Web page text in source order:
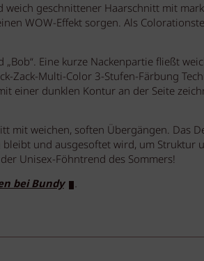
geschnittener Haarschnitt mit
WOW-Effekt sorgen. Als
Eine kurze Nackenpartie fließt
Zack-Multi-Color 3-Stufen-Färbung
einer dunklen Kontur an der Seite
mit weichen, soften Übergängen. Das
und ausgesoftet wird, um Struktur
Unisex-Föhntrend des Sommers!
bei Bundy .